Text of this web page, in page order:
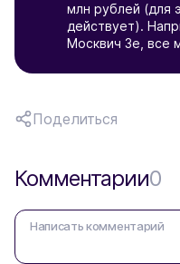
млн рублей (для
действует).
Москвич 3e, все
Поделиться
Комментарии0